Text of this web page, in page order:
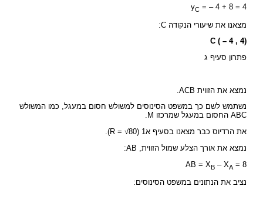
yC = – 4 + 8 = 4
מצאנו את שיעורי הנקודה C:
C ( – 4 , 4)
פתרון סעיף ג
נמצא את הזווית ACB.
נשתמש לשם כך במשפט הסינוסים למשולש חסום במעגל, כמו המשולש
ABC החסום במעגל שמרכזו M.
את הרדיוס כבר מצאנו בסעיף א1 (R = √80).
נמצא את אורך הצלע שמול הזווית, AB:
AB = XB – XA = 8
נציב את הנתונים במשפט הסינוסים: